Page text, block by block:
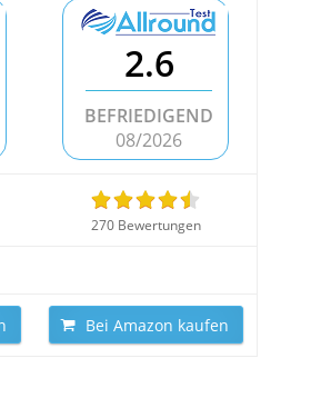
2.6
BEFRIEDIGEND
08/2026
270 Bewertungen
Bei Amazon kaufen